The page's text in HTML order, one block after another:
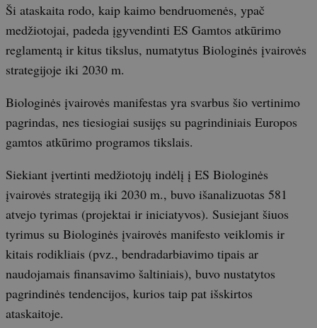
Ši ataskaita rodo, kaip kaimo bendruomenės, ypač
medžiotojai, padeda įgyvendinti ES Gamtos atkūrimo
reglamentą ir kitus tikslus, numatytus Biologinės įvairovės
strategijoje iki 2030 m.
Biologinės įvairovės manifestas yra svarbus šio vertinimo
pagrindas, nes tiesiogiai susijęs su pagrindiniais Europos
gamtos atkūrimo programos tikslais.
Siekiant įvertinti medžiotojų indėlį į ES Biologinės
įvairovės strategiją iki 2030 m., buvo išanalizuotas 581
atvejo tyrimas (projektai ir iniciatyvos). Susiejant šiuos
tyrimus su Biologinės įvairovės manifesto veiklomis ir
kitais rodikliais (pvz., bendradarbiavimo tipais ar
naudojamais finansavimo šaltiniais), buvo nustatytos
pagrindinės tendencijos, kurios taip pat išskirtos
ataskaitoje.